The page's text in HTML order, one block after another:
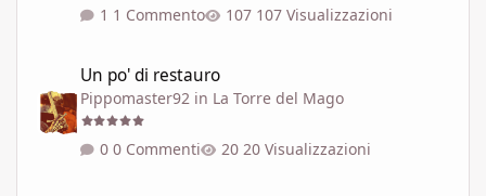
1 Commento 107 Visualizzazioni
Un po' di restauro
Pippomaster92 in La Torre del Mago
0 Commenti 20 Visualizzazioni